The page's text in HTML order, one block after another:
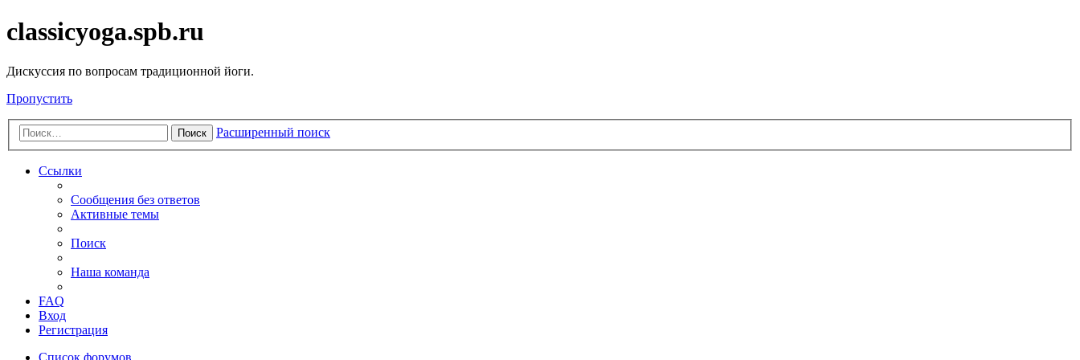
classicyoga.spb.ru
Дискуссия по вопросам традиционной йоги.
Пропустить
Поиск Расширенный поиск
Ссылки
Сообщения без ответов
Активные темы
Поиск
Наша команда
FAQ
Вход
Регистрация